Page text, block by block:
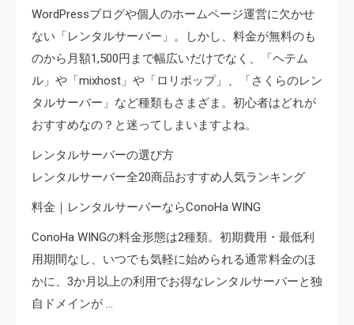
WordPressブログや個人のホームページ運営に欠かせ
ない「レンタルサーバー」。しかし、料金が無料のも
のから月額1,500円まで幅広いだけでなく、「ヘテム
ル」や「mixhost」や「ロリポップ」、「さくらのレン
タルサーバー」など種類もさまざま。初心者はどれが
おすすめなの？と迷ってしまいますよね。
レンタルサーバーの選び方
レンタルサーバー全20商品おすすめ人気ランキング
料金｜レンタルサーバーならConoHa WING
ConoHa WINGの料金形態は2種類。初期費用・最低利
用期間なし、いつでも気軽に始められる通常料金のほ
かに、3か月以上の利用でお得なレンタルサーバーと独
自ドメインが …